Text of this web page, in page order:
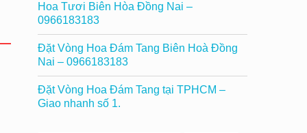
Hoa Tươi Biên Hòa Đồng Nai –
0966183183
Đặt Vòng Hoa Đám Tang Biên Hoà Đồng
Nai – 0966183183
Đặt Vòng Hoa Đám Tang tại TPHCM –
Giao nhanh số 1.